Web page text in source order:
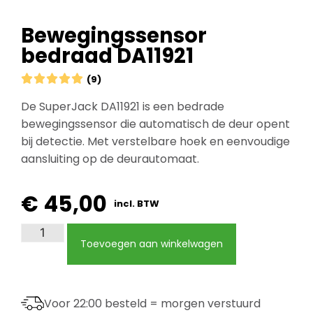
Bewegingssensor
bedraad DA11921
 (9)
De SuperJack DA11921 is een bedrade
bewegingssensor die automatisch de deur opent
bij detectie. Met verstelbare hoek en eenvoudige
aansluiting op de deurautomaat.
€ 45,00 incl. BTW
Toevoegen aan winkelwagen
Voor 22:00 besteld = morgen verstuurd